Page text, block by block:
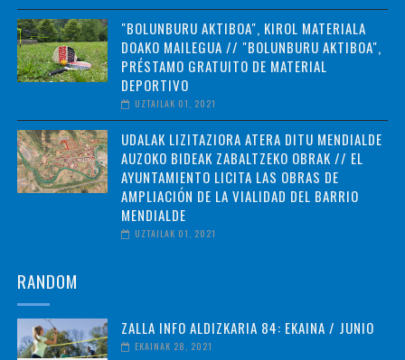
"BOLUNBURU AKTIBOA", KIROL MATERIALA
DOAKO MAILEGUA // "BOLUNBURU AKTIBOA",
PRÉSTAMO GRATUITO DE MATERIAL
DEPORTIVO
UZTAILAK 01, 2021
UDALAK LIZITAZIORA ATERA DITU MENDIALDE
AUZOKO BIDEAK ZABALTZEKO OBRAK // EL
AYUNTAMIENTO LICITA LAS OBRAS DE
AMPLIACIÓN DE LA VIALIDAD DEL BARRIO
MENDIALDE
UZTAILAK 01, 2021
RANDOM
ZALLA INFO ALDIZKARIA 84: EKAINA / JUNIO
EKAINAK 28, 2021